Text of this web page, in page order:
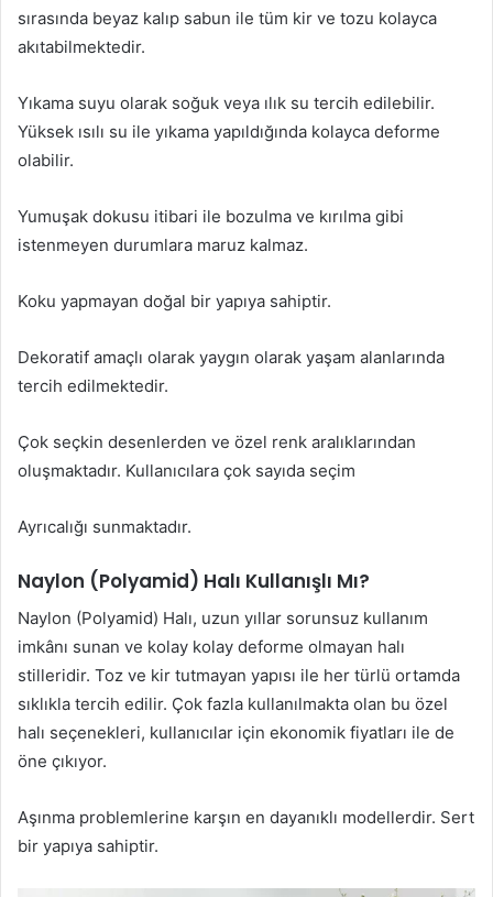
sırasında beyaz kalıp sabun ile tüm kir ve tozu kolayca
akıtabilmektedir.
Yıkama suyu olarak soğuk veya ılık su tercih edilebilir.
Yüksek ısılı su ile yıkama yapıldığında kolayca deforme
olabilir.
Yumuşak dokusu itibari ile bozulma ve kırılma gibi
istenmeyen durumlara maruz kalmaz.
Koku yapmayan doğal bir yapıya sahiptir.
Dekoratif amaçlı olarak yaygın olarak yaşam alanlarında
tercih edilmektedir.
Çok seçkin desenlerden ve özel renk aralıklarından
oluşmaktadır. Kullanıcılara çok sayıda seçim
Ayrıcalığı sunmaktadır.
Naylon (Polyamid) Halı Kullanışlı Mı?
Naylon (Polyamid) Halı, uzun yıllar sorunsuz kullanım
imkânı sunan ve kolay kolay deforme olmayan halı
stilleridir. Toz ve kir tutmayan yapısı ile her türlü ortamda
sıklıkla tercih edilir. Çok fazla kullanılmakta olan bu özel
halı seçenekleri, kullanıcılar için ekonomik fiyatları ile de
öne çıkıyor.
Aşınma problemlerine karşın en dayanıklı modellerdir. Sert
bir yapıya sahiptir.